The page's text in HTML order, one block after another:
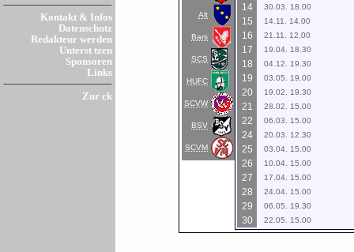
Kontakt & Infos
Datenschutz
Redakteur werden
Unterst tzen
Sponsoren
Links
Zur ck
Alt
Bars
SCS
HUFC
SCVW
BSV
SCVM
14 30.03. 18.00
15 14.11. 14.00
16 21.11. 12.00
17 19.04. 18.30
18 04.12. 19.30
19 03.05. 19.00
20 19.02. 19.30
21 28.02. 15.00
22 06.03. 15.00
24 20.03. 12.30
25 03.04. 15.00
26 10.04. 15.00
27 17.04. 15.00
28 24.04. 15.00
29 06.05. 19.30
30 22.05. 15.00